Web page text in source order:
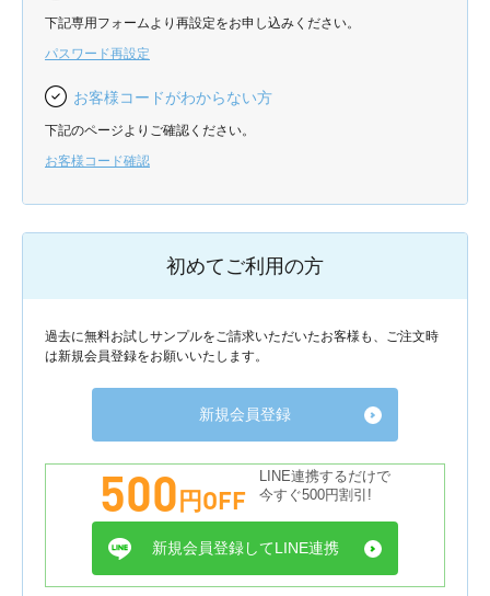
下記専用フォームより再設定をお申し込みください。
パスワード再設定
お客様コードがわからない方
下記のページよりご確認ください。
お客様コード確認
初めてご利用の方
過去に無料お試しサンプルをご請求いただいたお客様も、ご注文時
は新規会員登録をお願いいたします。
新規会員登録
500円OFF
LINE連携するだけで
今すぐ500円割引!
新規会員登録してLINE連携